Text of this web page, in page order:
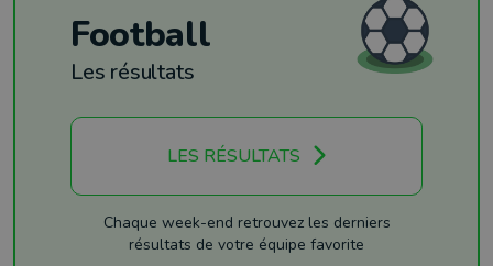
Football
Les résultats
LES RÉSULTATS
Chaque week-end retrouvez les derniers
résultats de votre équipe favorite